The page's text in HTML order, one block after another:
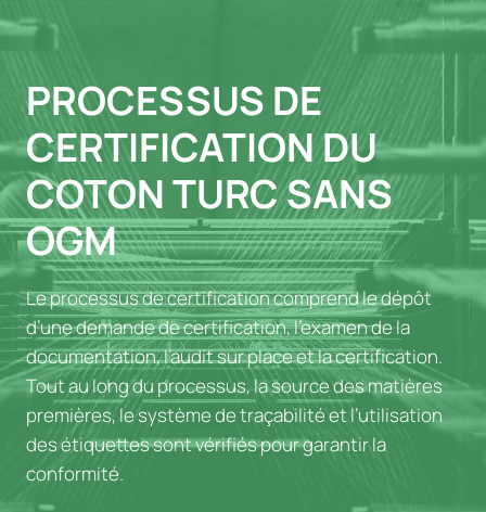
PROCESSUS DE
CERTIFICATION DU
COTON TURC SANS
OGM
Le processus de certification comprend le dépôt
d’une demande de certification, l’examen de la
documentation, l’audit sur place et la certification.
Tout au long du processus, la source des matières
premières, le système de traçabilité et l’utilisation
des étiquettes sont vérifiés pour garantir la
conformité.